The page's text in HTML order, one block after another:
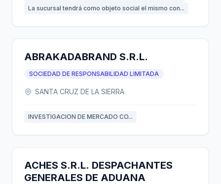
La sucursal tendrá como objeto social el mismo con...
ABRAKADABRAND S.R.L.
SOCIEDAD DE RESPONSABILIDAD LIMITADA
SANTA CRUZ DE LA SIERRA
INVESTIGACION DE MERCADO CO...
ACHES S.R.L. DESPACHANTES
GENERALES DE ADUANA